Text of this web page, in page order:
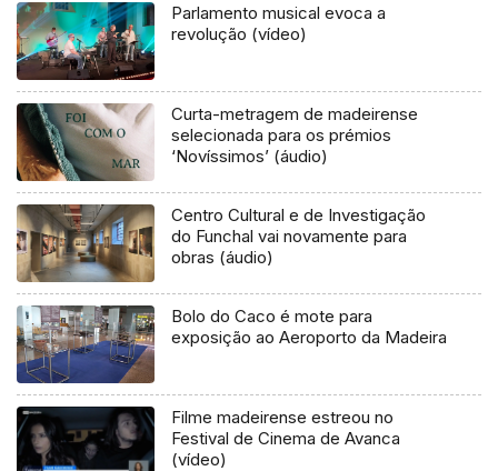
Parlamento musical evoca a
revolução (vídeo)
Curta-metragem de madeirense
selecionada para os prémios
‘Novíssimos’ (áudio)
Centro Cultural e de Investigação
do Funchal vai novamente para
obras (áudio)
Bolo do Caco é mote para
exposição ao Aeroporto da Madeira
Filme madeirense estreou no
Festival de Cinema de Avanca
(vídeo)